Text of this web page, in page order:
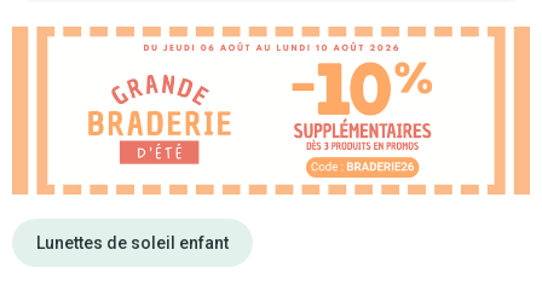
Lunettes de soleil enfant